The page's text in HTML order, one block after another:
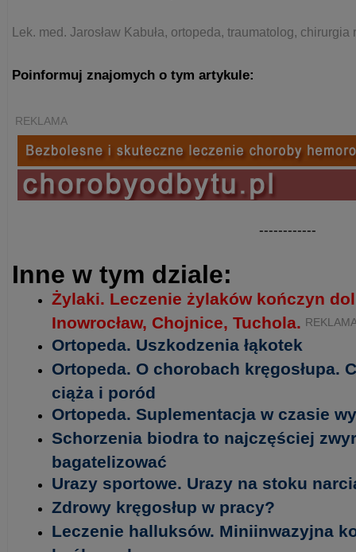
Lek. med. Jarosław Kabuła, ortopeda, traumatolog,
Poinformuj znajomych o tym artykule:
REKLAMA
------------
Inne w tym dziale:
Żylaki. Leczenie żylaków kończyn
Inowrocław, Chojnice, Tuchola.
Ortopeda. Uszkodzenia łąkotek
Ortopeda. O chorobach kręgosłupa.
ciąża i poród
Ortopeda. Suplementacja w czasie
Schorzenia biodra to najczęściej
bagatelizować
Urazy sportowe. Urazy na stoku
Zdrowy kręgosłup w pracy?
Leczenie halluksów. Miniinwazyjna